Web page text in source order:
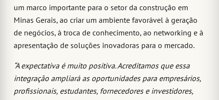
um marco importante para o setor da construção em
Minas Gerais, ao criar um ambiente favorável à geração
de negócios, à troca de conhecimento, ao networking e à
apresentação de soluções inovadoras para o mercado.
“A expectativa é muito positiva. Acreditamos que essa
integração ampliará as oportunidades para empresários,
profissionais, estudantes, fornecedores e investidores,